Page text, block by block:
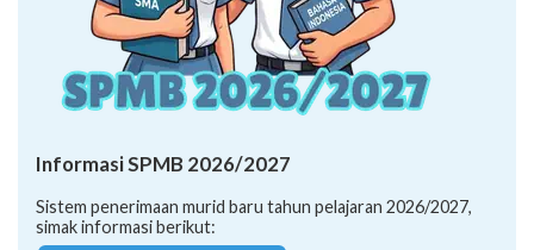
Informasi SPMB 2026/2027
Sistem penerimaan murid baru tahun pelajaran 2026/2027,
simak informasi berikut: